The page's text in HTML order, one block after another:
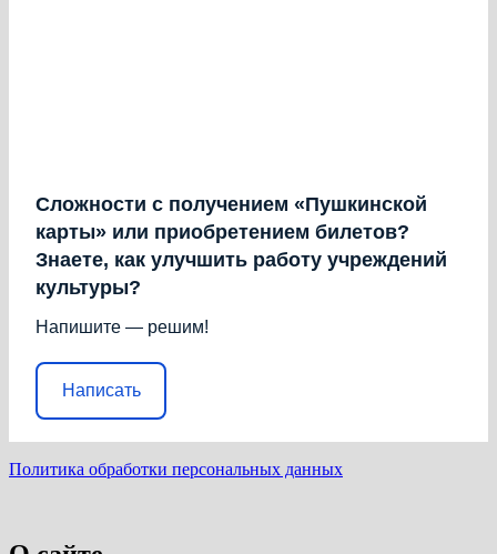
Сложности с получением «Пушкинской
карты» или приобретением билетов?
Знаете, как улучшить работу учреждений
культуры?
Напишите — решим!
Написать
Политика обработки персональных данных